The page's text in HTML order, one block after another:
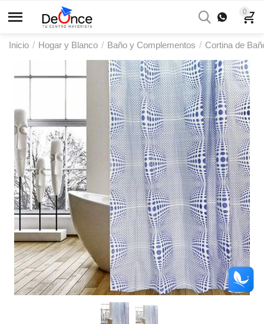
0
Inicio / Hogar y Blanco / Baño y Complementos / Cortina de